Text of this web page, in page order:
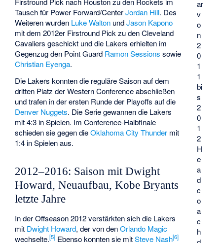
ar
v
o
n
2
0
1
1
bi
s
2
0
1
2
H
e
a
d
c
o
a
c
h
Tausch für Power Forward/CenterJordan Hill. Des
Weiteren wurden Luke Walton undJason Kapono
mit dem 2012er Firstround Pick zu den Cleveland
Cavaliers geschickt und die Lakers erhielten im
Gegenzug den Point Guard Ramon Sessions sowie
Christian Eyenga.
Die Lakers konnten die reguläre Saison auf dem
dritten Platz der Western Conference abschließen
und trafen in der ersten Runde der Playoffs auf die
Denver Nuggets. Die Serie gewannen die Lakers
mit 4:3 in Spielen. Im Conference-Halbfinale
schieden sie gegen dieOklahoma City Thunder mit
1:4 in Spielen aus.
2012–2016: Saison mit Dwight
Howard, Neuaufbau, Kobe Bryants
letzte Jahre
In der Offseason 2012 verstärkten sich die Lakers
mit Dwight Howard, der von denOrlando Magic
wechselte.[5] Ebenso konnten sie mitSteve Nash[6]